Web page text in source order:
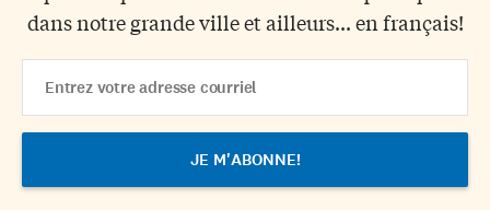
dans notre grande ville et ailleurs... en français!
Address